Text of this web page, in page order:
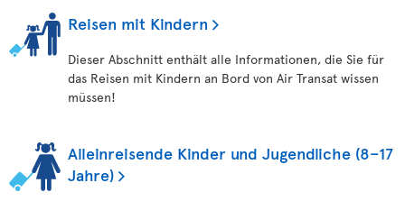
Reisen mit Kindern
Dieser Abschnitt enthält alle Informationen, die Sie für
das Reisen mit Kindern an Bord von Air Transat wissen
müssen!
Alleinreisende Kinder und Jugendliche (8–17
Jahre)